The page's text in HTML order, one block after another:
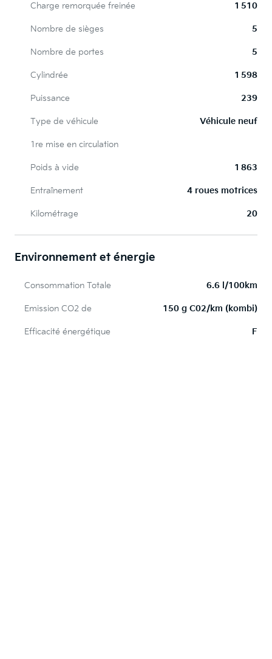
Charge remorquée freinée 1 510
Nombre de sièges 5
Nombre de portes 5
Cylindrée 1 598
Puissance 239
Type de véhicule Véhicule neuf
1re mise en circulation
Poids à vide 1 863
Entraînement 4 roues motrices
Kilométrage 20
Environnement et énergie
Consommation Totale 6.6 l/100km
Emission CO2 de 150 g C02/km (kombi)
Efficacité énergétique F